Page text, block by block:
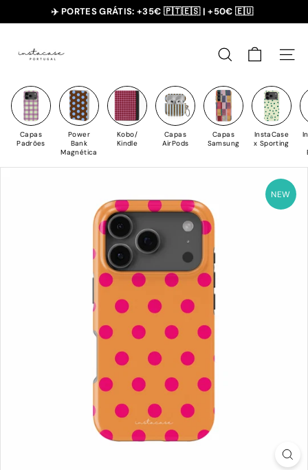
para
Conteúdo
slideshow
✈️ PORTES GRÁTIS: +35€ 🇵🇹🇪🇸 | +50€ 🇪🇺
n
t
a
C
a
s
PESQUISAR
Capas
Padrões
Power
Bank
Magnética
Kobo/
Kindle
Capas
AirPods
Capas
Samsung
InstaCase
x Sporting
NEW